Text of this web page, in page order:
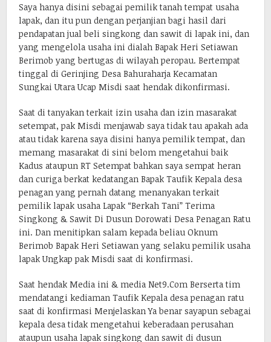
Saya hanya disini sebagai pemilik tanah tempat usaha
lapak, dan itu pun dengan perjanjian bagi hasil dari
pendapatan jual beli singkong dan sawit di lapak ini, dan
yang mengelola usaha ini dialah Bapak Heri Setiawan
Berimob yang bertugas di wilayah peropau. Bertempat
tinggal di Gerinjing Desa Bahuraharja Kecamatan
Sungkai Utara Ucap Misdi saat hendak dikonfirmasi.
Saat di tanyakan terkait izin usaha dan izin masarakat
setempat, pak Misdi menjawab saya tidak tau apakah ada
atau tidak karena saya disini hanya pemilik tempat, dan
memang masarakat di sini belom mengetahui baik
Kadus ataupun RT Setempat bahkan saya sempat heran
dan curiga berkat kedatangan Bapak Taufik Kepala desa
penagan yang pernah datang menanyakan terkait
pemilik lapak usaha Lapak “Berkah Tani” Terima
Singkong & Sawit Di Dusun Dorowati Desa Penagan Ratu
ini. Dan menitipkan salam kepada beliau Oknum
Berimob Bapak Heri Setiawan yang selaku pemilik usaha
lapak Ungkap pak Misdi saat di konfirmasi.
Saat hendak Media ini & media Net9.Com Berserta tim
mendatangi kediaman Taufik Kepala desa penagan ratu
saat di konfirmasi Menjelaskan Ya benar sayapun sebagai
kepala desa tidak mengetahui keberadaan perusahan
ataupun usaha lapak singkong dan sawit di dusun